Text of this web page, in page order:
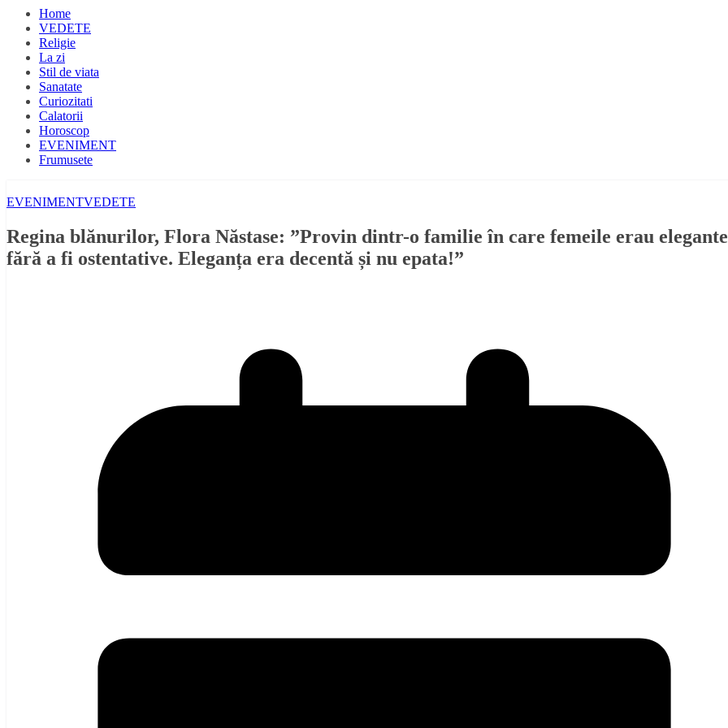
Home
VEDETE
Religie
La zi
Stil de viata
Sanatate
Curiozitati
Calatorii
Horoscop
EVENIMENT
Frumusete
EVENIMENTVEDETE
Regina blănurilor, Flora Năstase: ”Provin dintr-o familie în care femeile erau
fără a fi ostentative. Eleganța era decentă și nu epata!”